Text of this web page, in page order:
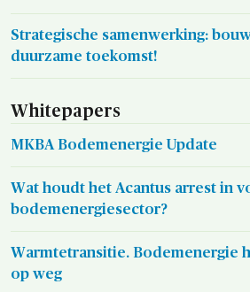
Strategische samenwerking:
duurzame toekomst!
Whitepapers
MKBA Bodemenergie Update
Wat houdt het Acantus arrest in
bodemenergiesector?
Warmtetransitie. Bodemenergie
op weg